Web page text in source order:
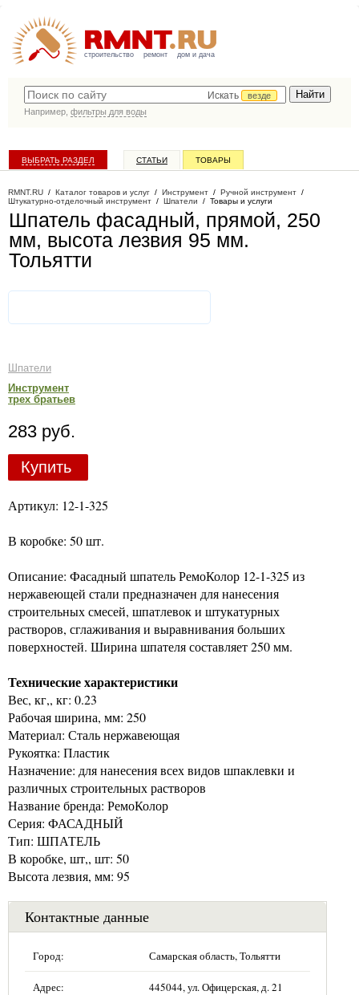
строительство ремонт дом и дача
Искать
везде
Например, фильтры для воды
ВЫБРАТЬ РАЗДЕЛ СТАТЬИ ТОВАРЫ
RMNT.RU / Каталог товаров и услуг / Инструмент / Ручной инструмент /
Штукатурно-отделочный инструмент / Шпатели / Товары и услуги
Шпатель фасадный, прямой, 250
мм, высота лезвия 95 мм.
Тольятти
Шпатели
Инструмент
трех братьев
283 руб.
Купить
Артикул: 12-1-325
В коробке: 50 шт.
Описание: Фасадный шпатель РемоКолор 12-1-325 из
нержавеющей стали предназначен для нанесения
строительных смесей, шпатлевок и штукатурных
растворов, сглаживания и выравнивания больших
поверхностей. Ширина шпателя составляет 250 мм.
Технические характеристики
Вес, кг,, кг: 0.23
Рабочая ширина, мм: 250
Материал: Сталь нержавеющая
Рукоятка: Пластик
Назначение: для нанесения всех видов шпаклевки и
различных строительных растворов
Название бренда: РемоКолор
Серия: ФАСАДНЫЙ
Тип: ШПАТЕЛЬ
В коробке, шт,, шт: 50
Высота лезвия, мм: 95
Контактные данные
Город: Самарская область, Тольятти
Адрес: 445044, ул. Офицерская, д. 21